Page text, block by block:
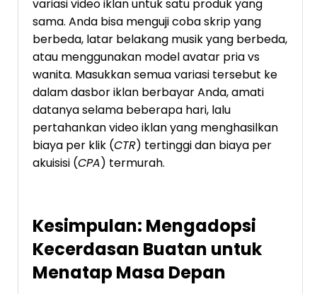
variasi video iklan untuk satu produk yang
sama. Anda bisa menguji coba skrip yang
berbeda, latar belakang musik yang berbeda,
atau menggunakan model avatar pria vs
wanita. Masukkan semua variasi tersebut ke
dalam dasbor iklan berbayar Anda, amati
datanya selama beberapa hari, lalu
pertahankan video iklan yang menghasilkan
biaya per klik (CTR) tertinggi dan biaya per
akuisisi (CPA) termurah.
Kesimpulan: Mengadopsi
Kecerdasan Buatan untuk
Menatap Masa Depan